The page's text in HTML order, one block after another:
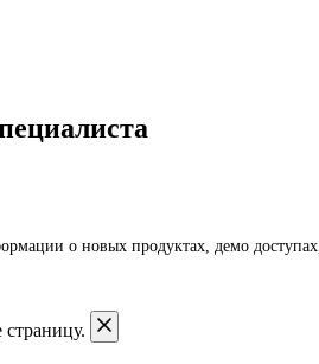
о новых продуктах, демо